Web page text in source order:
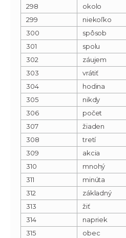
298 okolo
299
niekoľko
300
spôsob
301
spolu
302
záujem
303
vrátiť
304
hodina
305
nikdy
306
počet
307
žiaden
308
tretí
309
akcia
310
mnohý
311
minúta
312
základný
313
žiť
314
napriek
315
obec